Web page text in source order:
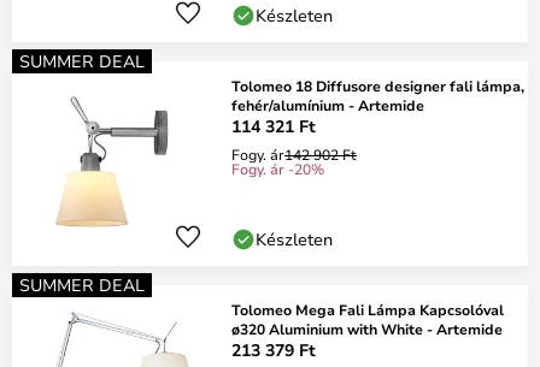
Készleten
SUMMER DEAL
Tolomeo 18 Diffusore designer fali lámpa,
fehér/alumínium - Artemide
114 321 Ft
Fogy. ár142 902 Ft
Fogy. ár -20%
Készleten
SUMMER DEAL
Tolomeo Mega Fali Lámpa Kapcsolóval
ø320 Aluminium with White - Artemide
213 379 Ft